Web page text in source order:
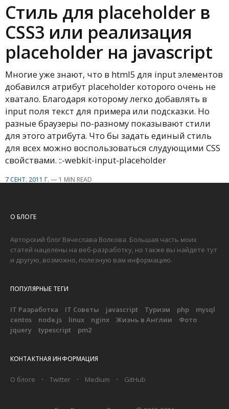
Стиль для placeholder в
CSS3 или реализация
placeholder на javascript
Многие уже знают, что в html5 для input элементов
добавился атрибут placeholder которого очень не
хватало. Благодаря которому легко добавлять в
input поля текст для примера или подсказки. Но
разные браузеры по-разному показывают стили
для этого атрибута. Что бы задать единый стиль
для всех можно воспользоваться слудующими CSS
свойствами. ::-webkit-input-placeholder
7 СЕНТ. 2011 Г. — 1 MIN READ
О БЛОГЕ
Авторский блог Вячеслава Волкова. Большая часть моих
статей нацелены на веб-разработку, но также вы найдете тут
и другую, возможно, полезную вам информацию.
ПОПУЛЯРНЫЕ ТЕГИ
IT Разработка IT Советы javascript Туризм php
mysql
centos
node.js linux nginx Жизнь в Англии
Фото
jquery
typescript pm2
КОНТАКТНАЯ ИНФОРМАЦИЯ
О блоге Twitter Medium GitHub